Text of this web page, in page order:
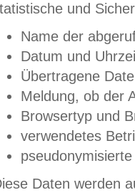
und
Name der
Datum und
Übertragene
Meldung, ob der
Browsertyp und
verwendetes
Daten werden